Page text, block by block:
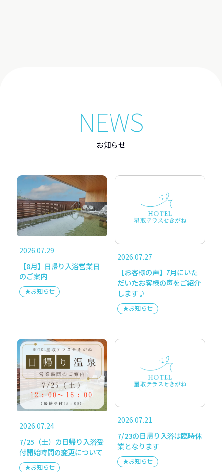
お部屋から予約
コンセプト お部屋
お料理 ご宴会
温泉・サウナ 愛犬とお泊り
施設情報 アクセス
写真を見る
メディア掲載
個人情報の取り扱いについて
FOLLOW US
HOTEL星取テラスせきがね
NEWS
お知らせ
2026.07.29
【8月】日帰り入浴営業日
のご案内
★お知らせ
2026.07.27
【お客様の声】7月にいた
だいたお客様の声をご紹介
します♪
★お知らせ
2026.07.24
7/25（土）の日帰り入浴受
付開始時間の変更について
★お知らせ
2026.07.21
7/23の日帰り入浴は臨時休
業となります
★お知らせ